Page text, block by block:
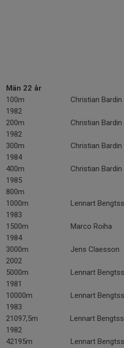
Män 22 år
100m Christian
1982
200m Christian
1982
300m Christian
1984
400m Christian
1985
1000m Lennart
1983
1500m Marco
1984
3000m Jens
2002
5000m Lennart
1981
10000m Lennart
1983
21097,5m Lennart
1982
42195m Lennart